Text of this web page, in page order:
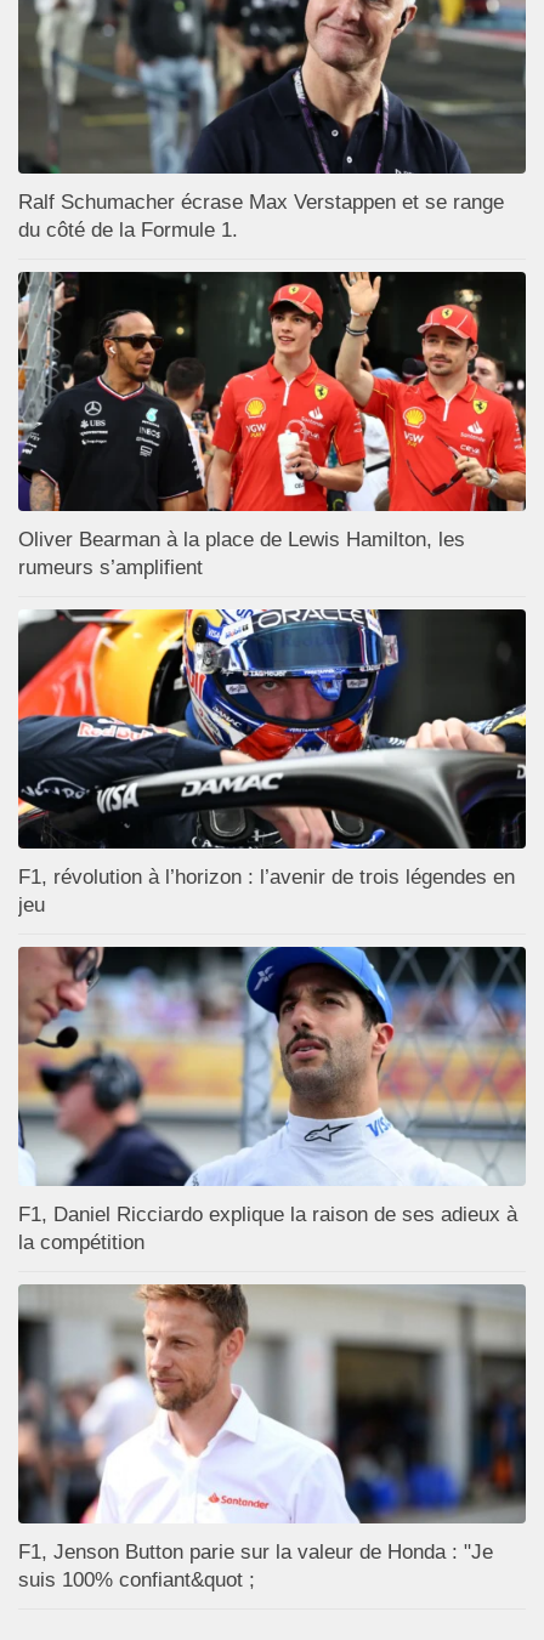
Ralf Schumacher écrase Max Verstappen et se range
du côté de la Formule 1.
Oliver Bearman à la place de Lewis Hamilton, les
rumeurs s’amplifient
F1, révolution à l’horizon : l’avenir de trois légendes en
jeu
F1, Daniel Ricciardo explique la raison de ses adieux à
la compétition
F1, Jenson Button parie sur la valeur de Honda : "Je
suis 100% confiant&quot ;